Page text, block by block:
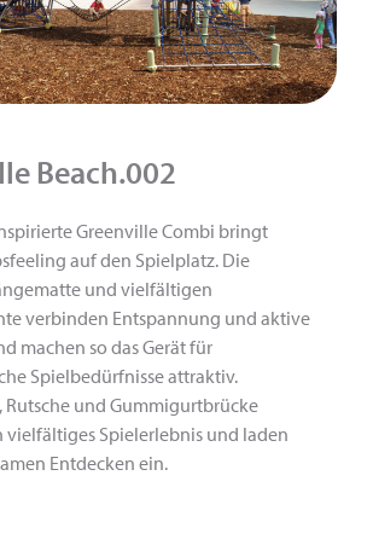
Beach.002
Greenville Combi bringt
auf den Spielplatz. Die
und vielfältigen
verbinden Entspannung und aktive
machen so das Gerät für
Spielbedürfnisse attraktiv.
Rutsche und Gummigurtbrücke
vielfältiges Spielerlebnis und laden
Entdecken ein.